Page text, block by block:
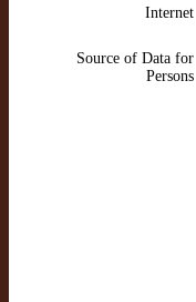
Internet
Source of Data for
Persons